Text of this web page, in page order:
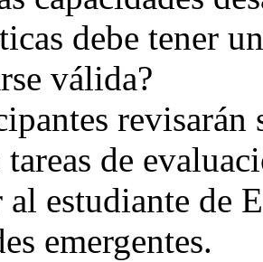
debe tener
válida?
revisarán
tareas de
estudiante de
emergentes.